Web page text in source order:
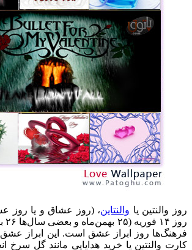
روز والنتین یا والنتاین، (روز عشاق و یا روز
فرهنگ‌ها روز ابراز عشق است. این ابراز عشق
کارت والنتین یا خرید هدایایی مانند گل سرخ